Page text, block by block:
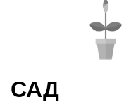
САД